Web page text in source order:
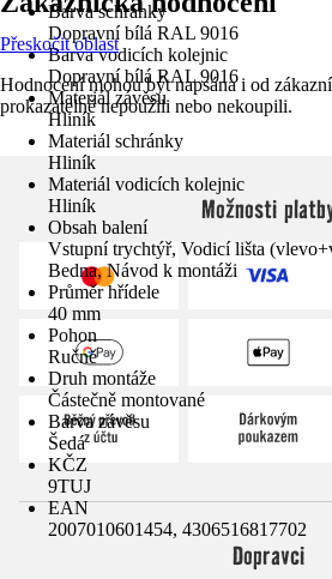
Barva schránky
Dopravní bílá RAL 9016
Barva vodicích kolejnic
Dopravní bílá RAL 9016
Materiál závěsu
Hliník
Materiál schránky
Hliník
Materiál vodicích kolejnic
Hliník
Obsah balení
Vstupní trychtýř, Vodicí lišta
Bedna, Návod k montáži
Průměr hřídele
40 mm
Pohon
Ručně
Druh montáže
Částečně montované
Barva závěsu
Šedá
KČZ
9TUJ
EAN
2007010601454, 4306516817702
Přeskočit oblast
Hodnocení mohou být napsána i od
prokazatelně nepoužili nebo nekoupili.
Možnosti
Dopravci